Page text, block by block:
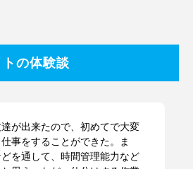
接の服装は？
通常のバイトよりも厳しい雰囲気の面
すので、より社会人としてふさわしい
しょう。
の体験談
が出来たので、初めてで大変
事をすることができた。ま
を通して、時間管理能力など